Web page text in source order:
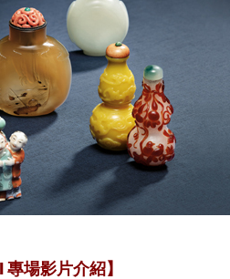
場影片介紹】